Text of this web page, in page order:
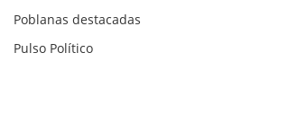
Poblanas destacadas
Pulso Político